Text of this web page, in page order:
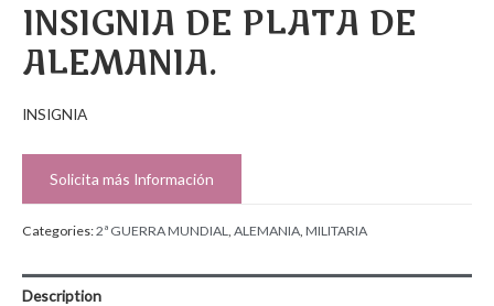
INSIGNIA DE PLATA DE
ALEMANIA.
INSIGNIA
Solicita más Información
Categories:2ª GUERRA MUNDIAL ALEMANIA MILITARIA
Description